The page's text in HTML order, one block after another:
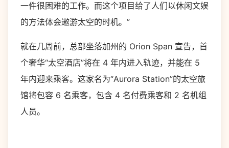
一件很困难的工作。而这个项目给了人们以休闲文娱
的方法体会遨游太空的时机。”
就在几周前，总部坐落加州的 Orion Span 宣告，首
个奢华“太空酒店”将在 4 年内进入轨迹，并能在 5
年内迎来乘客。这家名为“Aurora Station”的太空旅
馆将包容 6 名乘客，包含 4 名付费乘客和 2 名机组
人员。